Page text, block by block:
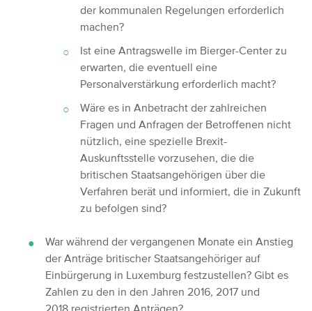
der kommunalen Regelungen erforderlich
machen?
Ist eine Antragswelle im Bierger-Center zu
erwarten, die eventuell eine
Personalverstärkung erforderlich macht?
Wäre es in Anbetracht der zahlreichen
Fragen und Anfragen der Betroffenen nicht
nützlich, eine spezielle Brexit-
Auskunftsstelle vorzusehen, die die
britischen Staatsangehörigen über die
Verfahren berät und informiert, die in Zukunft
zu befolgen sind?
War während der vergangenen Monate ein Anstieg
der Anträge britischer Staatsangehöriger auf
Einbürgerung in Luxemburg festzustellen? Gibt es
Zahlen zu den in den Jahren 2016, 2017 und
2018 registrierten Anträgen?